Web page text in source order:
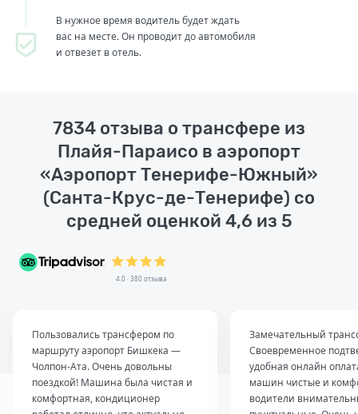
В нужное время водитель будет ждать
вас на месте. Он проводит до автомобиля
и отвезет в отель.
7834 отзыва о трансфере из
Плайя-Параисо в аэропорт
«Аэропорт Тенерифе-Южный»
(Санта-Крус-де-Тенерифе) со
средней оценкой 4,6 из 5
4.0 · 380 отзыва
Пользовались трансфером по
маршруту аэропорт Бишкека —
Чолпон-Ата. Очень довольны
поездкой! Машина была чистая и
комфортная, кондиционер
Замечательный
Своевременное
удобная онлайн
машин чистые и
водители